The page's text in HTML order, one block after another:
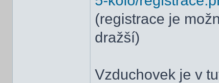
(registrace je
dražší)
Vzduchovek je v